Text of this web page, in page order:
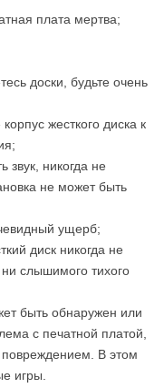
плата мертва;
доски, будьте очень
жесткого диска к
звук, никогда не
не может быть
ущерб;
диск никогда не
слышимого тихого
быть обнаружен или
с печатной платой,
В этом
игры.